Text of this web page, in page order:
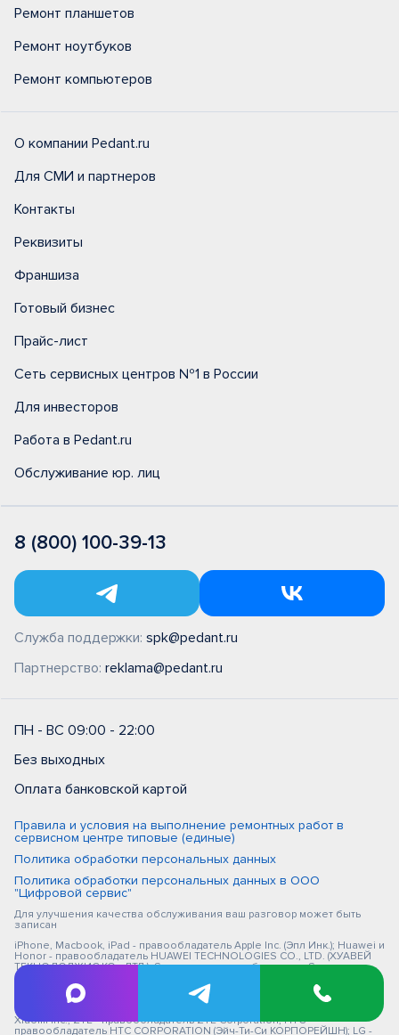
Ремонт планшетов
Ремонт ноутбуков
Ремонт компьютеров
О компании Pedant.ru
Для СМИ и партнеров
Контакты
Реквизиты
Франшиза
Готовый бизнес
Прайс-лист
Сеть сервисных центров №1 в России
Для инвесторов
Работа в Pedant.ru
Обслуживание юр. лиц
8 (800) 100-39-13
Служба поддержки: spk@pedant.ru
Партнерство: reklama@pedant.ru
ПН - ВС 09:00 - 22:00
Без выходных
Оплата банковской картой
Правила и условия на выполнение ремонтных работ в
сервисном центре типовые (единые)
Политика обработки персональных данных
Политика обработки персональных данных в ООО
"Цифровой сервис"
Для улучшения качества обслуживания ваш разговор может быть
записан
iPhone, Macbook, iPad - правообладатель Apple Inc. (Эпл Инк.); Huawei и
Honor - правообладатель HUAWEI TECHNOLOGIES CO., LTD. (ХУАВЕЙ
ТЕКНОЛОДЖИС КО., ЛТД.); Samsung – правообладатель Samsung
Electronics Co. Ltd. (Самсунг Электроникс Ко., Лтд.); MEIZU -
правообладатель MEIZU TECHNOLOGY CO., LTD.; Nokia -
правообладатель Nokia Corporation (Нокиа Корпорейшн); Lenovo -
правообладатель Lenovo (Beijing) Limited; Xiaomi - правообладатель
Xiaomi Inc.; ZTE - правообладатель ZTE Corporation; HTC -
правообладатель HTC CORPORATION (Эйч-Ти-Си КОРПОРЕЙШН); LG -